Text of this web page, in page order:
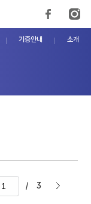
기증안내 소개
/ 3